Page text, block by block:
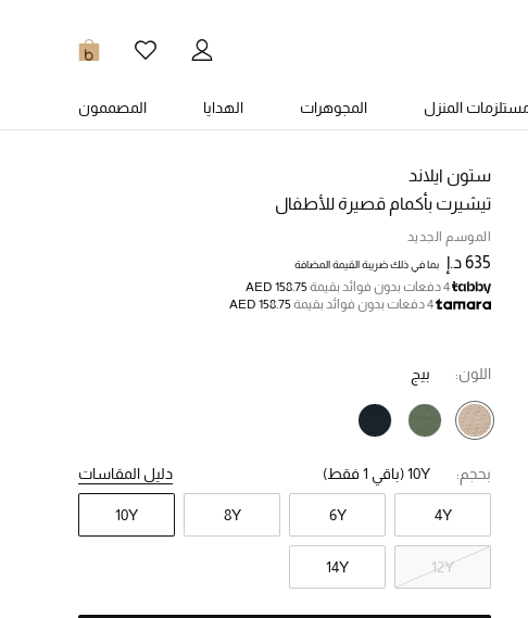
0
المنزل المجوهرات الهدايا المصممون
ستون ايلاند
تيشيرت بأكمام قصيرة للأطفال
الموسم الجديد
635 د.إ بما في ذلك ضريبة القيمة المضافة
4 دفعات بدون فوائد بقيمة
AED 158.75
4 دفعات بدون فوائد بقيمة
AED 158.75
اللون: بيج
بحجم: 10Y(باقي 1 فقط) دليل المقاسات
4Y
6Y
8Y
10Y
12Y
14Y